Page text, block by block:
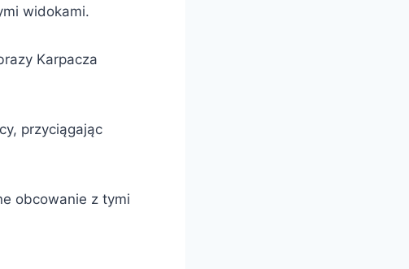
widokami.
Karpacza
przyciągając
obcowanie z tymi